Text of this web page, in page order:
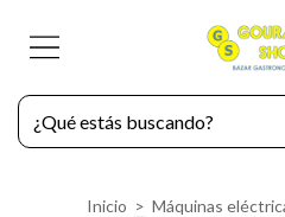
Inicio > Máquinas